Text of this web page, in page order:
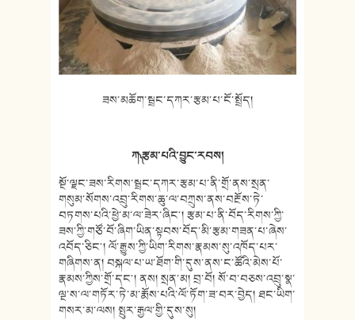
ཟས་མཆོག་སྦྲང་དཀར་རྩམ་པ་ངོ་སྤྲོད།
ཀ༽ རྩམ་པའི་བྱུང་རབས།
སྔོ་ལྗང་ཟས་རིགས་སྦྲང་དཀར་རྩམ་པ་ནི་གྲོ་ནས་སྲན་
གསུམ་སོགས་འབྲུ་རིགས་ཆུ་ལ་བཀྲུས་ནས་བརྔོས་ཏེ་
བཏགས་པའི་ཕྱེ་མ་ལ་ཟེར་ཞིང༌། རྩམ་པ་ནི་བོད་རིགས་ཀྱི་
ཟས་ཀྱི་གཙོ་བོ་ཞིག་ཡིན་སྟབས་བོད་མི་རྩམ་གཟན་པ་ཞེས་
འབོད་ཅིང༌། ལོ་རྒྱུས་ཀྱི་ཡིག་རིགས་རྣམས་སུ་འཁོད་པར་
གཞིགས་ན། བསྐལ་པ་ཡ་ཐོག་གི་དུས་ནས་ང་ཚོའི་མེས་པོ་
རྣམས་ཀྱིས་གྲོ་དང༌། ནས། སྲན་མ། བྲ་བོ། སོ་བ་བཅས་འབྲུ་སྣ་
ལྔ་ས་ལ་གཏོར་ཏེ་མ་རྨོས་པའི་ལོ་ཏོག་ཟ་བར་བྱེད། ཐང་ཡིག་
གསར་མ་ལས། སྤུར་རྒྱལ་གྱི་དུས་སུ།